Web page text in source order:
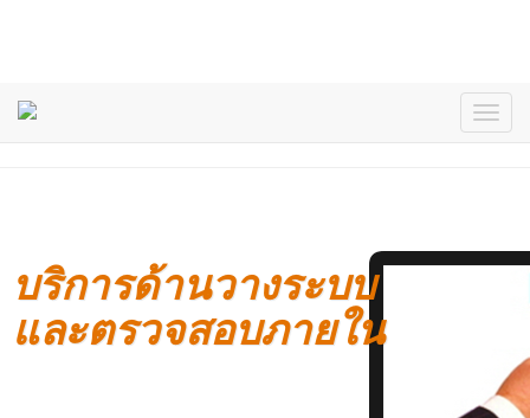
บริการด้านวางระบบ
และตรวจสอบภายใน